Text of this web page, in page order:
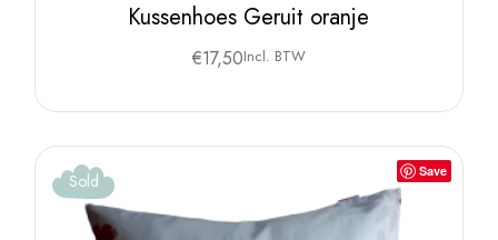
Kussenhoes Geruit oranje
€17,50Incl. BTW
Save
Sold